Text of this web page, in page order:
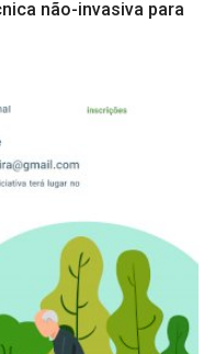
não-invasiva para